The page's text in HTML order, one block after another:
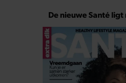
De nieuwe Santé